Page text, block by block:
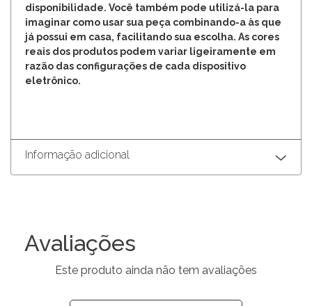
disponibilidade. Você também pode utilizá-la para
imaginar como usar sua peça combinando-a às que
já possui em casa, facilitando sua escolha. As cores
reais dos produtos podem variar ligeiramente em
razão das configurações de cada dispositivo
eletrônico.
Informação adicional
Avaliações
Este produto ainda não tem avaliações